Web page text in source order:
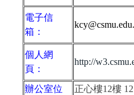
電子信
箱：
個人網
頁：
http://
辦公室位
正心樓12樓